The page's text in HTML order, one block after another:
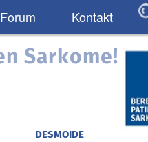
Forum Kontakt
Sarkome!
DESMOIDE